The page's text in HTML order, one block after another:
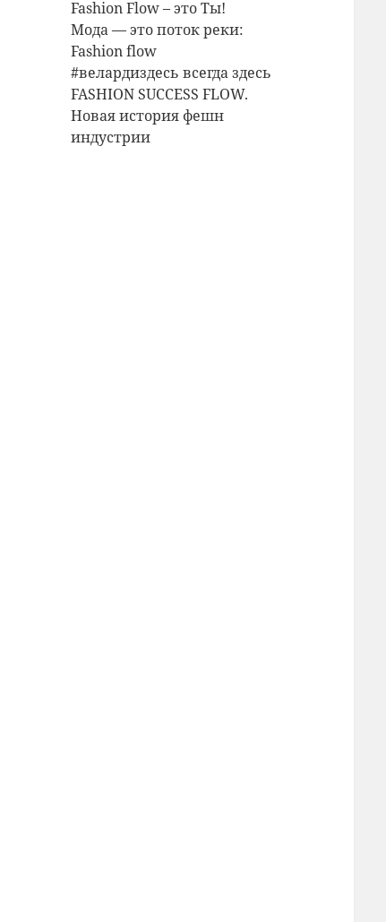
Fashion Flow – это Ты!
Мода — это поток реки:
Fashion flow
#велардиздесь всегда здесь
FASHION SUCCESS FLOW.
Новая история фешн
индустрии